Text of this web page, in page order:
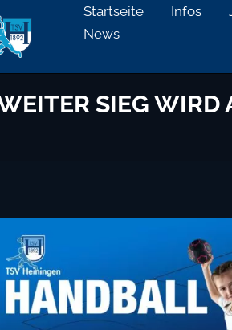
Startseite Infos
News
SIEG WIRD